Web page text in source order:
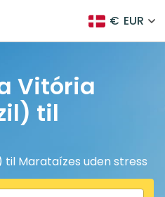
€ EUR
Vitória
til
Marataízes uden stress